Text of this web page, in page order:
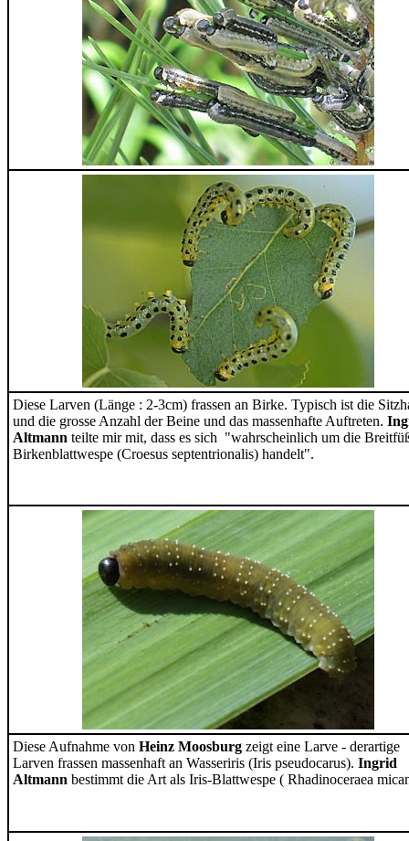
Diese Larven (Länge : 2-3cm) frassen an Birke. Typisch ist die
und die grosse Anzahl der Beine und das massenhafte Auftreten.
Altmann teilte mir mit, dass es sich "wahrscheinlich um die
Birkenblattwespe (Croesus septentrionalis) handelt".
Diese Aufnahme von Heinz Moosburg zeigt eine Larve - derartige
Larven frassen massenhaft an Wasseriris (Iris pseudocarus). Ingrid
Altmann bestimmt die Art als Iris-Blattwespe ( Rhadinoceraea